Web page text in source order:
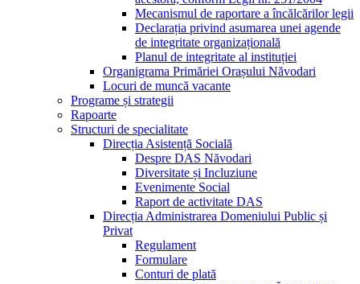
Mecanismul de raportare a încălcărilor legii
Declarația privind asumarea unei agende
de integritate organizațională
Planul de integritate al instituției
Organigrama Primăriei Orașului Năvodari
Locuri de muncă vacante
Programe și strategii
Rapoarte
Structuri de specialitate
Direcția Asistență Socială
Despre DAS Năvodari
Diversitate și Incluziune
Evenimente Social
Raport de activitate DAS
Direcția Administrarea Domeniului Public și
Privat
Regulament
Formulare
Conturi de plată